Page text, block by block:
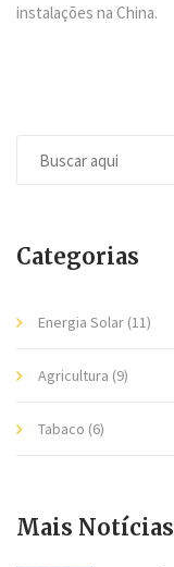
instalações na China.
Categorias
Energia Solar (11)
Agricultura (9)
Tabaco (6)
Mais Notícias